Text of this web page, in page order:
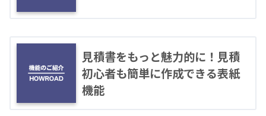
見積書をもっと魅力的に！見積
初心者も簡単に作成できる表紙
機能